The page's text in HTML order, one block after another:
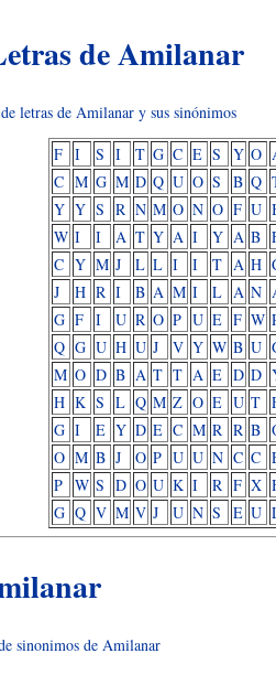
de Amilanar
letras de Amilanar y sus sinónimos
F I S I T G C E S Y O
C M G M D Q U O S B Q
Y Y S R N M O N O F U
W I I A T Y A I Y A B
C Y M J L L I I T A H
J
H R I B A M I L A N
G F I U R O P U E F W
Q G U H U J V Y W B U
M O D B A T T A E D D
H K S L Q M Z O E U T
G I E Y D E C M R R B
O M B J O P U U N C C
P W S D O U K I R F X
G Q V M V J U N S E U
sinonimos de Amilanar